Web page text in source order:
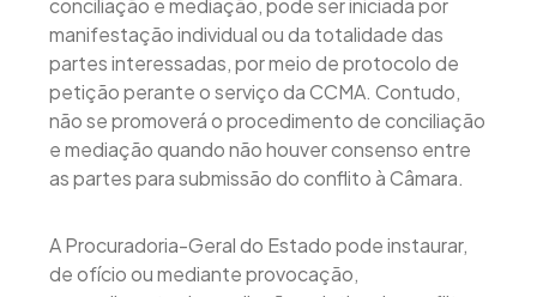
conciliação e mediação, pode ser iniciada por
manifestação individual ou da totalidade das
partes interessadas, por meio de protocolo de
petição perante o serviço da CCMA. Contudo,
não se promoverá o procedimento de conciliação
e mediação quando não houver consenso entre
as partes para submissão do conflito à Câmara.
A Procuradoria-Geral do Estado pode instaurar,
de ofício ou mediante provocação,